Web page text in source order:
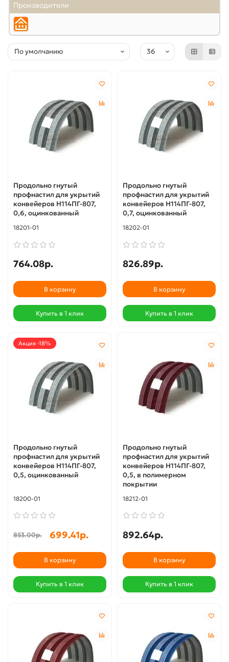
Производители
Продольно гнутый
профнастил для укрытий
конвейеров Н114ПГ-807,
0,6, оцинкованный
18201-01
764.08р.
В корзину
Купить в 1 клик
Продольно гнутый
профнастил для укрытий
конвейеров Н114ПГ-807,
0,7, оцинкованный
18202-01
826.89р.
В корзину
Купить в 1 клик
Акция -18%
Продольно гнутый
профнастил для укрытий
конвейеров Н114ПГ-807,
0,5, оцинкованный
18200-01
853.00р. 699.41р.
В корзину
Купить в 1 клик
Продольно гнутый
профнастил для укрытий
конвейеров Н114ПГ-807,
0,5, в полимерном
покрытии
18212-01
892.64р.
В корзину
Купить в 1 клик